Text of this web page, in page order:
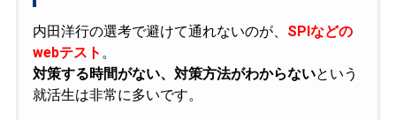
内田洋行の選考で避けて通れないのが、 SPIなどの
webテスト 。
対策する時間がない、対策方法がわからないという
就活生は非常に多いです。